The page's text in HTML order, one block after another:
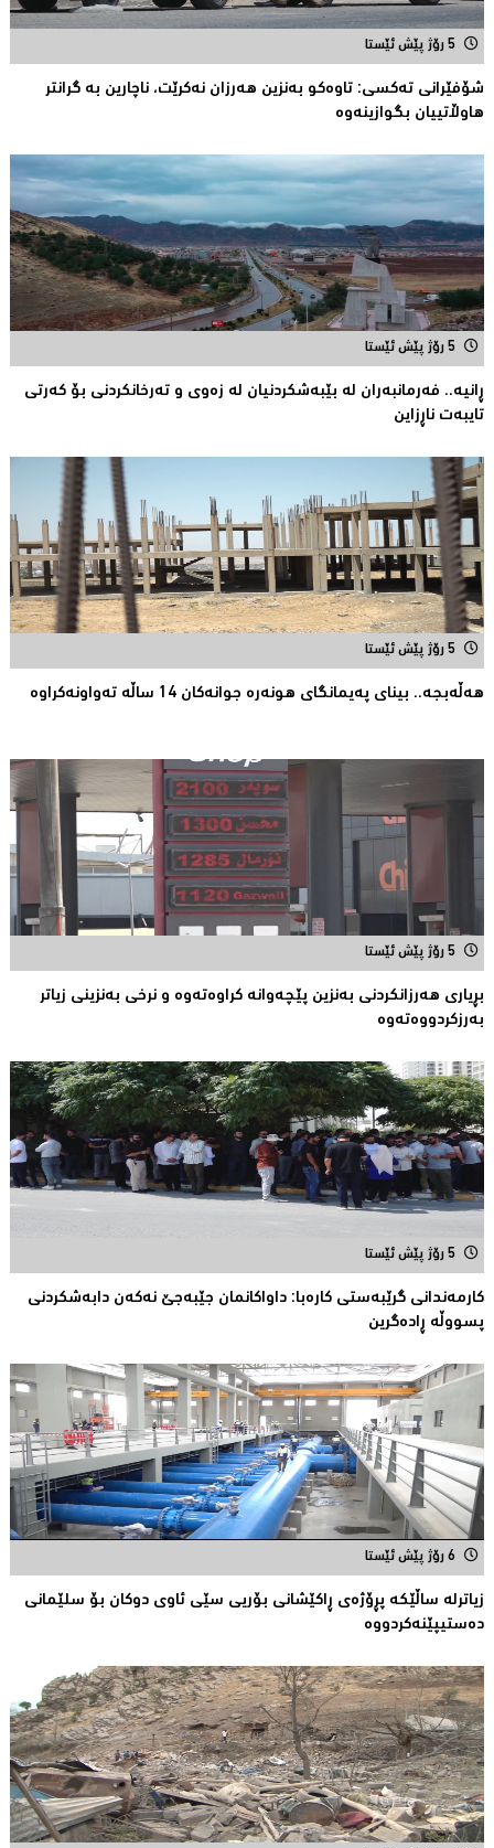
5 رۆژ پێش ئێستا
شۆفێرانى تەکسى: تاوەکو بەنزین هەرزان نەکرێت، ناچارین بە گرانتر
هاوڵاتییان بگوازینەوە
5 رۆژ پێش ئێستا
ڕانیە.. فەرمانبەران لە بێبەشکردنیان لە زەوى و تەرخانکردنى بۆ کەرتى
تایبەت ناڕزاین
5 رۆژ پێش ئێستا
هەڵەبجە.. بینای پەیمانگای هونەرە جوانەكان 14 ساڵە تەواونەکراوە
5 رۆژ پێش ئێستا
بڕیارى هەرزانکردنى بەنزین پێچەوانە کراوەتەوە و نرخى بەنزینى زیاتر
بەرزکردووەتەوە
5 رۆژ پێش ئێستا
كارمەندانی گرێبەستی كارەبا: داواکانمان جێبەجێ نەکەن دابەشكردنی
پسووڵە ڕادەگرین
6 رۆژ پێش ئێستا
زیاترلە ساڵێکە پڕۆژەی ڕاكێشانی بۆریی سێی ئاوی دوكان بۆ سلێمانی
دەستیپێنەکردووە